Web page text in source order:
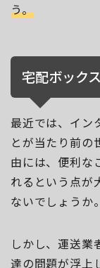
う。
宅配ボック
最近では、イン
とが当たり前の
由には、便利な
れるという点が
ないでしょうか。
しかし、運送業
達の問題が浮上